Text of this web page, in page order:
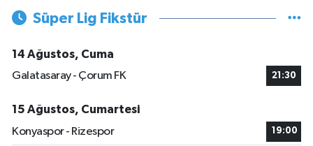
Süper Lig Fikstür
14 Ağustos, Cuma
Galatasaray - Çorum FK
21:30
15 Ağustos, Cumartesi
Konyaspor - Rizespor
19:00